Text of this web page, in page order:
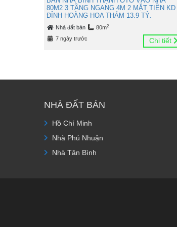
80M2 3 TẦNG NGANG 4M 2 MẶT TIỀN KD
ĐỈNH HOÀNG HOA THÁM 13.9 TỶ.
Nhà đất bán 80m2
7 ngày trước Chi tiết
NHÀ ĐẤT BÁN
Hồ Chí Minh
Nhà Phú Nhuận
Nhà Tân Bình